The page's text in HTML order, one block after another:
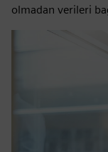
olmadan verileri